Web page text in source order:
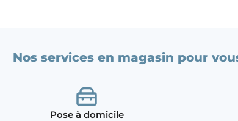
Nos services en magasin pour
Pose à domicile